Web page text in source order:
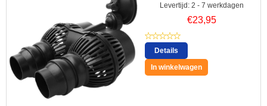
Levertijd: 2 - 7 werkdagen
€23,95
Details
In winkelwagen